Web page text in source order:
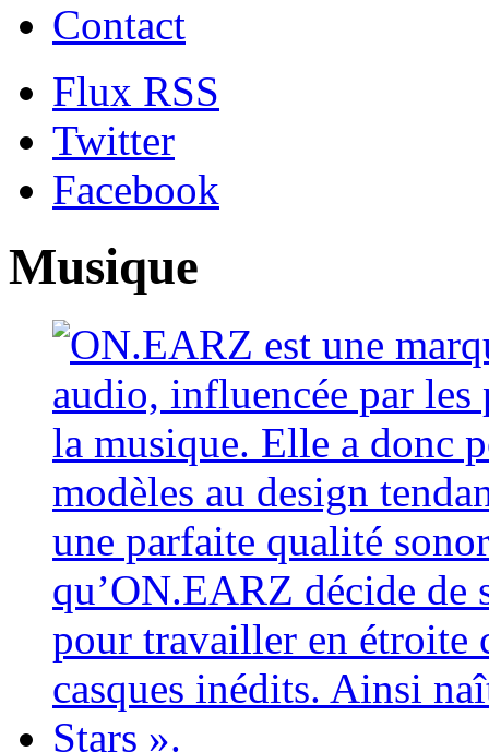
Contact
Flux RSS
Twitter
Facebook
Musique